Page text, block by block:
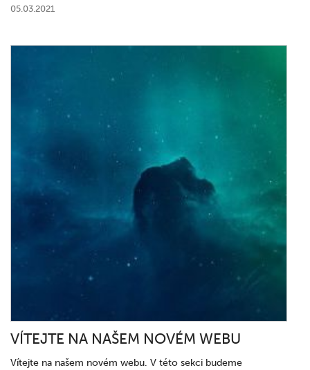
05.03.2021
VÍTEJTE NA NAŠEM NOVÉM WEBU
Vítejte na našem novém webu. V této sekci budeme